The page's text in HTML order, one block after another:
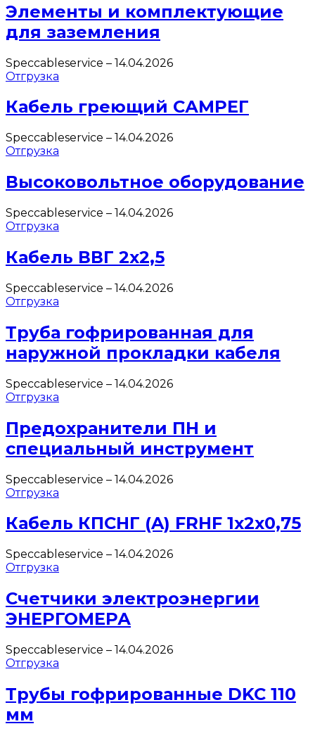
Элементы и комплектующие
для заземления
Speccableservice – 14.04.2026
Отгрузка
Кабель греющий САМРЕГ
Speccableservice – 14.04.2026
Отгрузка
Высоковольтное оборудование
Speccableservice – 14.04.2026
Отгрузка
Кабель ВВГ 2х2,5
Speccableservice – 14.04.2026
Отгрузка
Труба гофрированная для
наружной прокладки кабеля
Speccableservice – 14.04.2026
Отгрузка
Предохранители ПН и
специальный инструмент
Speccableservice – 14.04.2026
Отгрузка
Кабель КПСНГ (A) FRHF 1х2х0,75
Speccableservice – 14.04.2026
Отгрузка
Счетчики электроэнергии
ЭНЕРГОМЕРА
Speccableservice – 14.04.2026
Отгрузка
Трубы гофрированные DKC 110
мм